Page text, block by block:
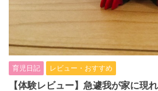
育児日記 レビュー・おすすめ
【体験レビュー】急遽我が家に現